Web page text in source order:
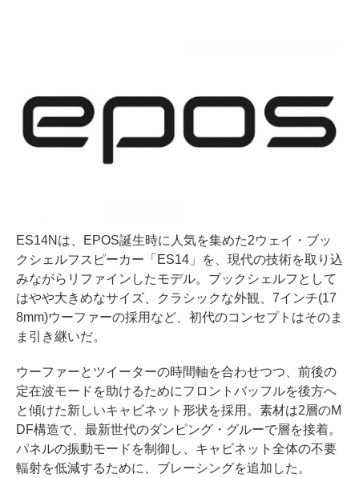
ES14Nは、EPOS誕生時に人気を集めた2ウェイ・ブッ
クシェルフスピーカー「ES14」を、現代の技術を取り込
みながらリファインしたモデル。ブックシェルフとして
はやや大きめなサイズ、クラシックな外観、7インチ(17
8mm)ウーファーの採用など、初代のコンセプトはそのま
ま引き継いだ。
ウーファーとツイーターの時間軸を合わせつつ、前後の
定在波モードを助けるためにフロントバッフルを後方へ
と傾けた新しいキャビネット形状を採用。素材は2層のM
DF構造で、最新世代のダンピング・グルーで層を接着。
パネルの振動モードを制御し、キャビネット全体の不要
輻射を低減するために、ブレーシングを追加した。